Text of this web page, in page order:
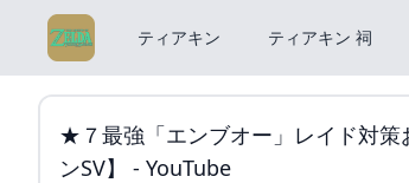
ティアキン ティアキン 祠
★７最強「エンブオー」レイド対策
ンSV】 - YouTube